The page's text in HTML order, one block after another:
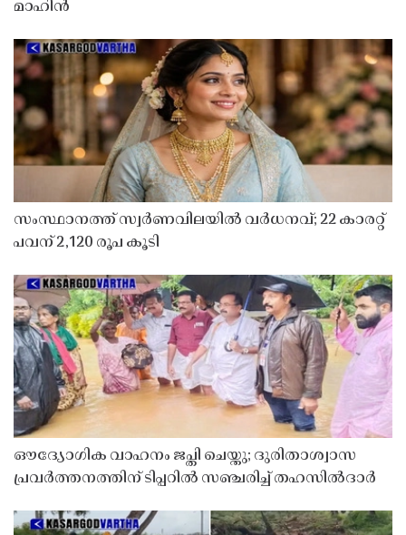
മാഹിൻ
സംസ്ഥാനത്ത് സ്വർണവിലയിൽ വർധനവ്; 22 കാരറ്റ്
പവന് 2,120 രൂപ കൂടി
ഔദ്യോഗിക വാഹനം ജപ്തി ചെയ്തു; ദുരിതാശ്വാസ
പ്രവർത്തനത്തിന് ടിപ്പറിൽ സഞ്ചരിച്ച് തഹസിൽദാർ